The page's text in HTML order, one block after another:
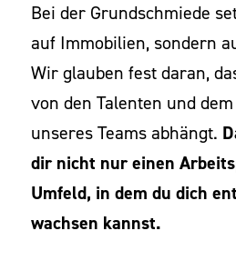
Bei der Grundschmiede
auf Immobilien, sondern
Wir glauben fest daran,
von den Talenten und
unseres Teams abhängt.
dir nicht nur einen
Umfeld, in dem du dich
wachsen kannst.